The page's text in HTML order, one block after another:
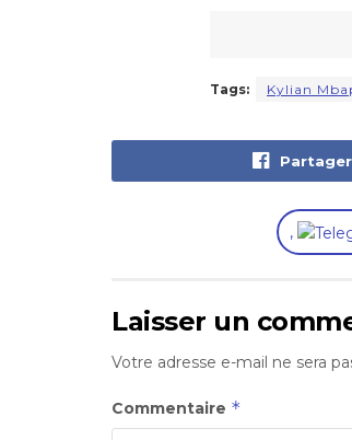
Tags: Kylian
Partager
,
Laisser un
Votre adresse e-mail ne sera
Commentaire *